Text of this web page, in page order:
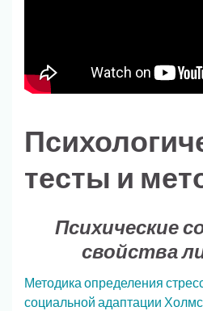
тесты и
Психические
свойства
Методика определения
социальной адаптации